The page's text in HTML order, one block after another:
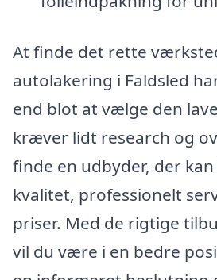
At finde det rette
autolakering i Faldsled
end blot at vælge den
kræver lidt research og
finde en udbyder, der
kvalitet, professionelt
priser. Med de rigtige
vil du være i en bedre